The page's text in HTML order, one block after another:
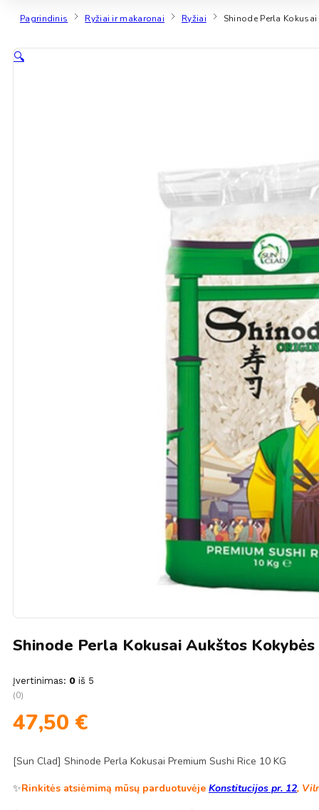
Pagrindinis Ryžiai ir makaronai Ryžiai Shinode Perla
🔍
Shinode Perla Kokusai Aukštos Kokybės
Įvertinimas: 0 iš 5
(0)
47,50 €
[Sun Clad] Shinode Perla Kokusai Premium Sushi Rice 10 KG
✨Rinkitės atsiėmimą mūsų parduotuvėje Konstitucijos pr. 12,